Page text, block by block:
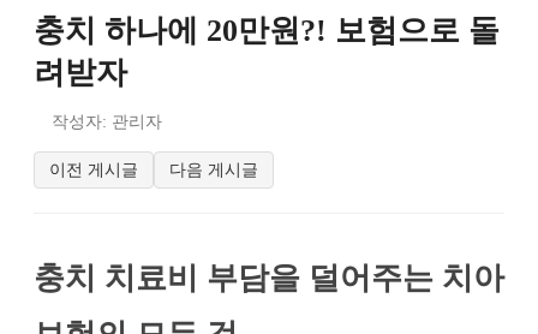
충치 하나에 20만원?! 보험으로 돌
려받자
작성자: 관리자
이전 게시글 다음 게시글
충치 치료비 부담을 덜어주는 치아